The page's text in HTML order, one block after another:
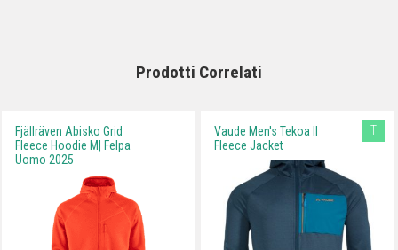
Prodotti Correlati
Fjällräven Abisko Grid
Fleece Hoodie M| Felpa
Uomo 2025
Vaude Men's Tekoa II
Fleece Jacket
T